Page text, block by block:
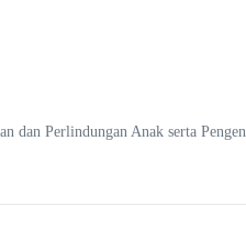
dan Perlindungan Anak serta